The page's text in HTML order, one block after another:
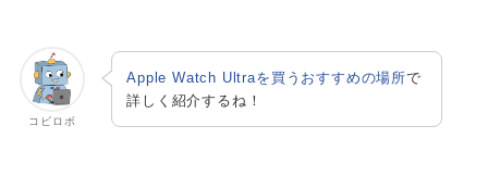
コビロボ
Apple Watch Ultraを買うおすすめの場所で
詳しく紹介するね！